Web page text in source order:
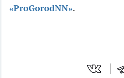
«ProGorodNN».